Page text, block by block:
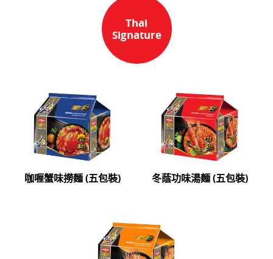
Thai
Signature
咖喱蟹味撈麵 (五包裝) 冬蔭功味湯麵 (五包裝)